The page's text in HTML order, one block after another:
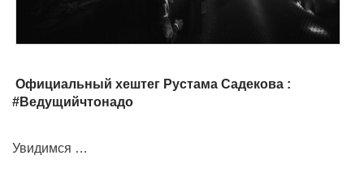
Официальный хештег Рустама Садекова :
#Ведущийчтонадо
Увидимся …